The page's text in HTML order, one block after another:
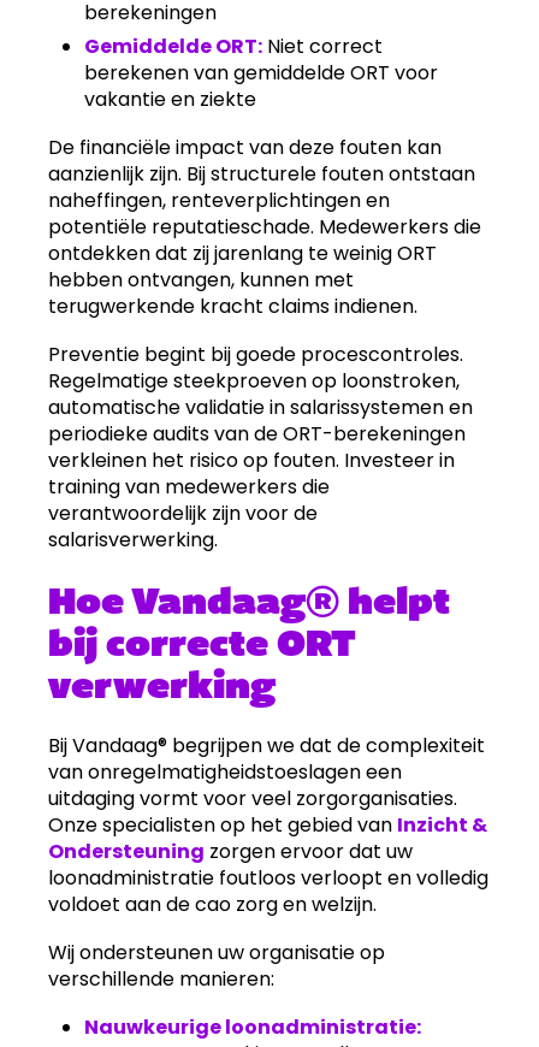
berekeningen
Gemiddelde ORT: Niet correct
berekenen van gemiddelde ORT voor
vakantie en ziekte
De financiële impact van deze fouten kan
aanzienlijk zijn. Bij structurele fouten ontstaan
naheffingen, renteverplichtingen en
potentiële reputatieschade. Medewerkers die
ontdekken dat zij jarenlang te weinig ORT
hebben ontvangen, kunnen met
terugwerkende kracht claims indienen.
Preventie begint bij goede procescontroles.
Regelmatige steekproeven op loonstroken,
automatische validatie in salarissystemen en
periodieke audits van de ORT-berekeningen
verkleinen het risico op fouten. Investeer in
training van medewerkers die
verantwoordelijk zijn voor de
salarisverwerking.
Hoe Vandaag® helpt
bij correcte ORT
verwerking
Bij Vandaag® begrijpen we dat de complexiteit
van onregelmatigheidstoeslagen een
uitdaging vormt voor veel zorgorganisaties.
Onze specialisten op het gebied van Inzicht &
Ondersteuning zorgen ervoor dat uw
loonadministratie foutloos verloopt en volledig
voldoet aan de cao zorg en welzijn.
Wij ondersteunen uw organisatie op
verschillende manieren:
Nauwkeurige loonadministratie: